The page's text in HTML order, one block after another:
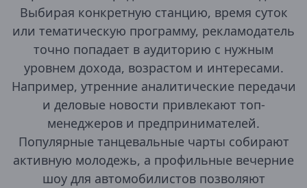
Выбирая конкретную станцию, время суток
или тематическую программу, рекламодатель
точно попадает в аудиторию с нужным
уровнем дохода, возрастом и интересами.
Например, утренние аналитические передачи
и деловые новости привлекают топ-
менеджеров и предпринимателей.
Популярные танцевальные чарты собирают
активную молодежь, а профильные вечерние
шоу для автомобилистов позволяют
Республика Крым
Алушта
Джанкой
Керчь
Севастополь
Симферополь
Судак
Феодосия
Ялта
Республика Марий Эл